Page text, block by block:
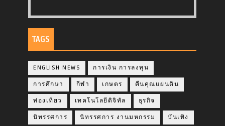
TAGS
ENGLISH NEWS การเงิน การลงทุน
การศึกษา กีฬา เกษตร คืนคุณแผ่นดิน
ท่องเที่ยว เทคโนโลยีดิจิทัล ธุรกิจ
นิทรรศการ นิทรรศการ งานมหกรรม บันเทิง